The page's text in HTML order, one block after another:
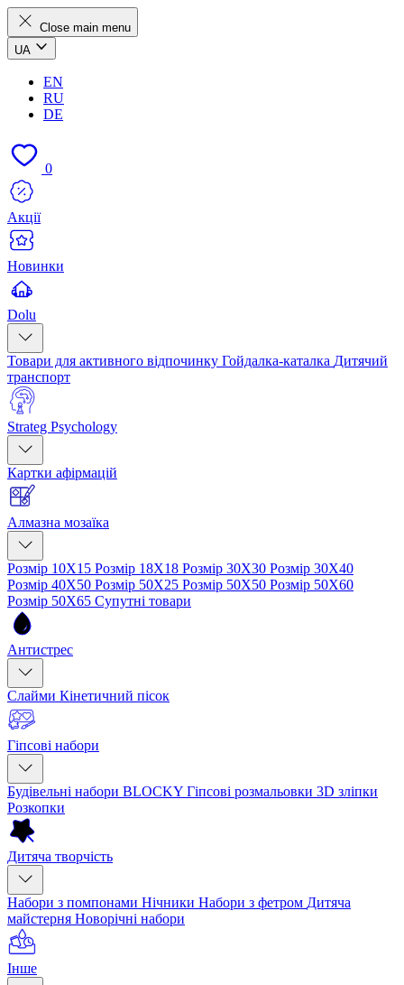
Close main menu
UA
EN
RU
DE
0
Акції
Новинки
Dolu
Товари для активного відпочинку Гойдалка-каталка Дитячий
транспорт
Strateg Psychology
Картки афірмацій
Алмазна мозаїка
Розмір 10Х15 Розмір 18Х18 Розмір 30Х30 Розмір 30Х40
Розмір 40Х50 Розмір 50Х25 Розмір 50Х50 Розмір 50Х60
Розмір 50Х65 Супутні товари
Антистрес
Слайми Кінетичний пісок
Гіпсові набори
Будівельні набори BLOCKY Гіпсові розмальовки 3D зліпки
Розкопки
Дитяча творчість
Набори з помпонами Нічники Набори з фетром Дитяча
майстерня Новорічні набори
Інше